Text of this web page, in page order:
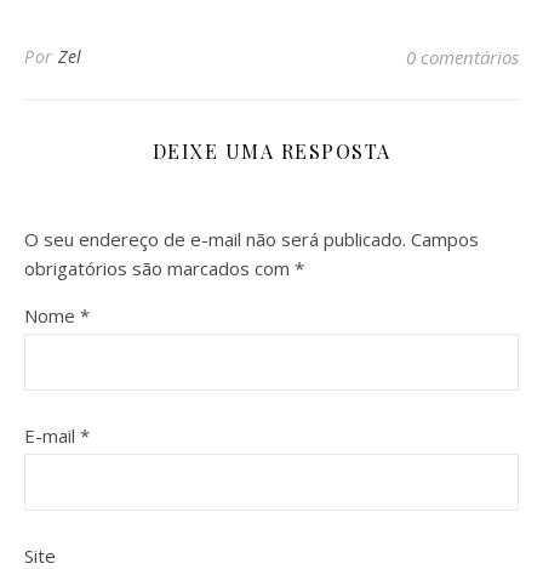
Por Zel 0 comentários
DEIXE UMA RESPOSTA
O seu endereço de e-mail não será publicado. Campos
obrigatórios são marcados com *
Nome *
E-mail *
Site